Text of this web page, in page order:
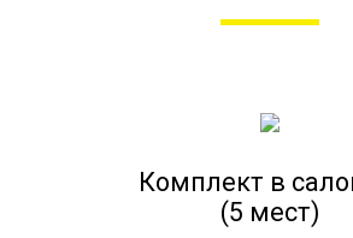
Комплект в
(5 мест)